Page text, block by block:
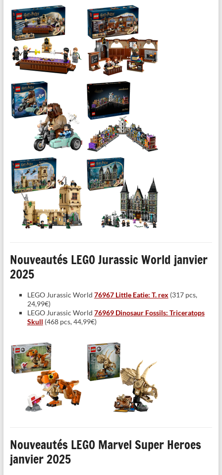
Nouveautés LEGO Jurassic World janvier
2025
LEGO Jurassic World 76967 Little Eatie: T. rex (317 pcs,
24,99€)
LEGO Jurassic World 76969 Dinosaur Fossils: Triceratops
Skull (468 pcs, 44,99€)
Nouveautés LEGO Marvel Super Heroes
janvier 2025